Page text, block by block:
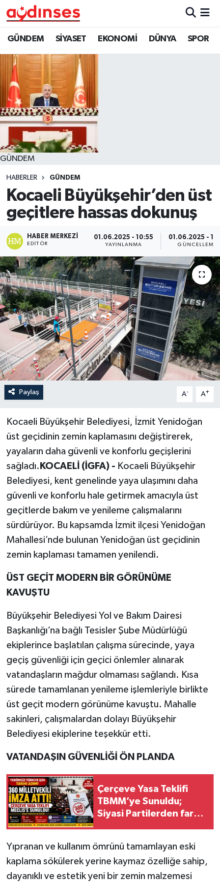
GÜNDEM SİYASET EKONOMİ DÜNYA SPOR
GÜNDEM
HABERLER GÜNDEM
Kocaeli Büyükşehir’den üst
geçitlere hassas dokunuş
HABER MERKEZI
EDITÖR
01.06.2025 - 10:55
YAYINLANMA
01.06.2025 -
GÜNCELLEME
Paylaş A- A+
Kocaeli Büyükşehir Belediyesi, İzmit Yenidoğan
üst geçidinin zemin kaplamasını değiştirerek,
yayaların daha güvenli ve konforlu geçişlerini
sağladı. KOCAELİ (İGFA) - Kocaeli Büyükşehir
Belediyesi, kent genelinde yaya ulaşımını daha
güvenli ve konforlu hale getirmek amacıyla üst
geçitlerde bakım ve yenileme çalışmalarını
sürdürüyor. Bu kapsamda İzmit ilçesi Yenidoğan
Mahallesi’nde bulunan Yenidoğan üst geçidinin
zemin kaplaması tamamen yenilendi.
ÜST GEÇİT MODERN BİR GÖRÜNÜME
KAVUŞTU
Büyükşehir Belediyesi Yol ve Bakım Dairesi
Başkanlığı’na bağlı Tesisler Şube Müdürlüğü
ekiplerince başlatılan çalışma sürecinde, yaya
geçiş güvenliği için geçici önlemler alınarak
vatandaşların mağdur olmaması sağlandı. Kısa
sürede tamamlanan yenileme işlemleriyle birlikte
üst geçit modern görünüme kavuştu. Mahalle
sakinleri, çalışmalardan dolayı Büyükşehir
Belediyesi ekiplerine teşekkür etti.
VATANDAŞIN GÜVENLİĞİ ÖN PLANDA
Çerçeve Yasa Teklifi
TBMM’ye Sunuldu;
Siyasi Partilerden farkı
Yıpranan ve kullanım ömrünü tamamlayan eski
kaplama sökülerek yerine kaymaz özelliğe sahip,
dayanıklı ve estetik yeni bir zemin malzemesi
GÜNDEM
SİYASET
EKONOMİ
DÜNYA
SPOR
MAGAZİN
YAŞAM
Nöbetçi Eczaneler
Hava Durumu
Aydin Namaz Vakitleri
Trafik Durumu
Süper Lig Puan Durumu ve Fikstür
Tüm Manşetler
Son Dakika Haberleri
Haber Arşivi